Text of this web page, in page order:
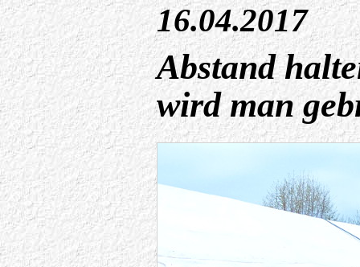
16.04.2017
Abstand
wird man